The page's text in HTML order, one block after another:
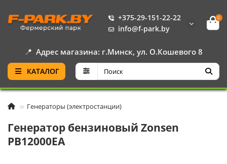
+375-29-151-22-22
info@f-park.by
0
📍 Адрес магазина: г.Минск, ул. О.Кошевого 8
КАТАЛОГ
Генераторы (электростанции)
Генератор бензиновый Zonsen
PB12000EA